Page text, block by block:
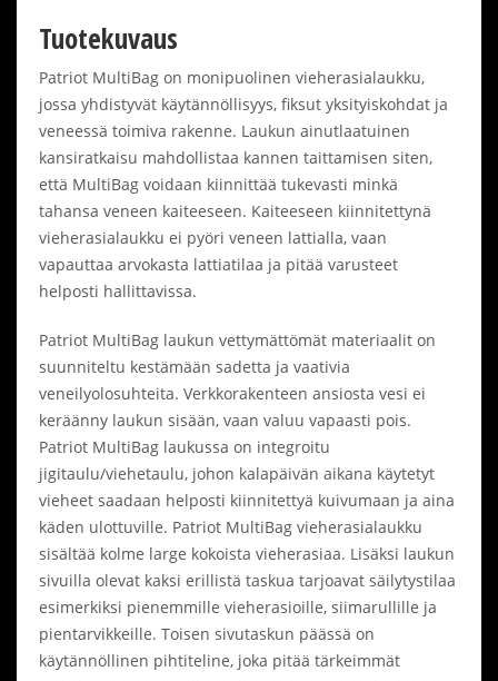
Tuotekuvaus
Patriot MultiBag on monipuolinen vieherasialaukku,
jossa yhdistyvät käytännöllisyys, fiksut yksityiskohdat ja
veneessä toimiva rakenne. Laukun ainutlaatuinen
kansiratkaisu mahdollistaa kannen taittamisen siten,
että MultiBag voidaan kiinnittää tukevasti minkä
tahansa veneen kaiteeseen. Kaiteeseen kiinnitettynä
vieherasialaukku ei pyöri veneen lattialla, vaan
vapauttaa arvokasta lattiatilaa ja pitää varusteet
helposti hallittavissa.
Patriot MultiBag laukun vettymättömät materiaalit on
suunniteltu kestämään sadetta ja vaativia
veneilyolosuhteita. Verkkorakenteen ansiosta vesi ei
keräänny laukun sisään, vaan valuu vapaasti pois.
Patriot MultiBag laukussa on integroitu
jigitaulu/viehetaulu, johon kalapäivän aikana käytetyt
vieheet saadaan helposti kiinnitettyä kuivumaan ja aina
käden ulottuville. Patriot MultiBag vieherasialaukku
sisältää kolme large kokoista vieherasiaa. Lisäksi laukun
sivuilla olevat kaksi erillistä taskua tarjoavat säilytystilaa
esimerkiksi pienemmille vieherasioille, siimarullille ja
pientarvikkeille. Toisen sivutaskun päässä on
käytännöllinen pihtiteline, joka pitää tärkeimmät